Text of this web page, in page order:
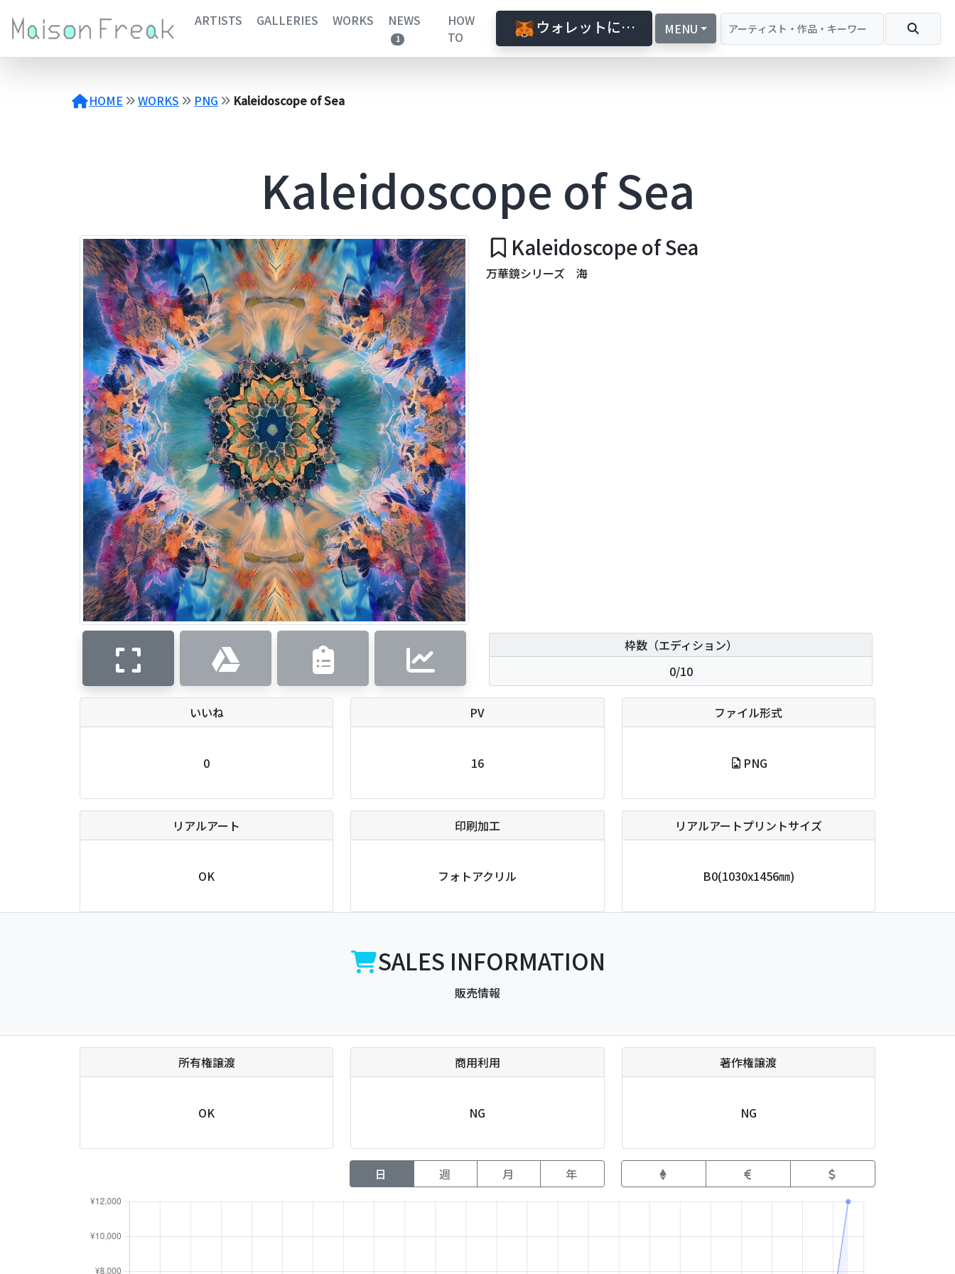
ン
ARTISTS GALLERIES WORKS NEWS
1
HOW
TO
ウォレットに接続 MENU
HOME WORKS PNG Kaleidoscope of Sea
Kaleidoscope of Sea
Kaleidoscope of Sea
万華鏡シリーズ 海
枠数（エディション）
0/10
いいね
0
PV
16
ファイル形式
PNG
リアルアート
OK
印刷加工
フォトアクリル
リアルアートプリントサイズ
B0(1030x1456㎜)
SALES INFORMATION
販売情報
所有権譲渡
OK
商用利用
NG
著作権譲渡
NG
日 週 月 年